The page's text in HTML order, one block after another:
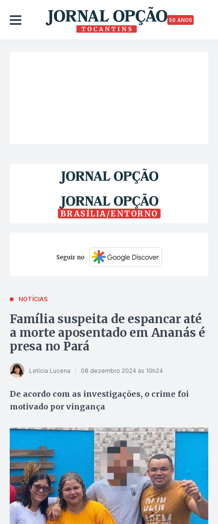
50 ANOS
BRASÍLIA/ENTORNO
Seguir no
NOTÍCIAS
Família suspeita de espancar até
a morte aposentado em Ananás é
presa no Pará
Letícia Lucena 08 dezembro 2024 às 10h24
De acordo com as investigações, o crime foi
motivado por vingança